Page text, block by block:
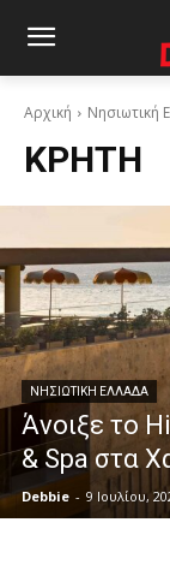
Αρχική Νησιωτική
ΚΡΉΤΗ
ΝΗΣΙΩΤΙΚΉ ΕΛΛΆΔΑ
Άνοιξε το
& Spa στα
Debbie - 9 Ιουλίου,